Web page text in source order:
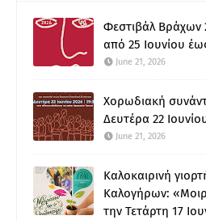
Φεστιβάλ Βράχων
από 25 Ιουνίου
June 21, 2026
Χορωδιακή
Δευτέρα 22
June 21, 2026
Καλοκαιρινή
Καλογήρων:
την Τετάρτη 17